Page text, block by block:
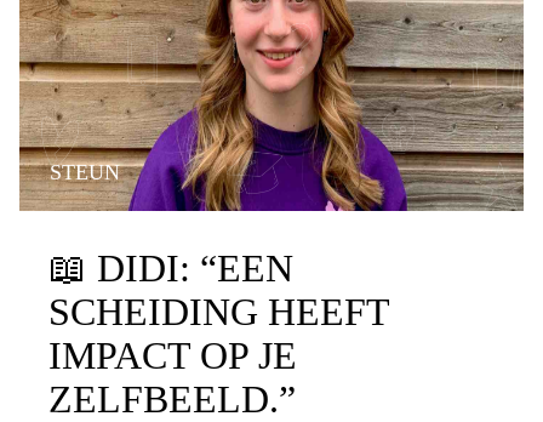
STEUN
📖 DIDI: “EEN
SCHEIDING HEEFT
IMPACT OP JE
ZELFBEELD.”